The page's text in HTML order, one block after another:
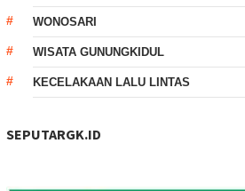
WONOSARI
WISATA GUNUNGKIDUL
KECELAKAAN LALU LINTAS
SEPUTARGK.ID